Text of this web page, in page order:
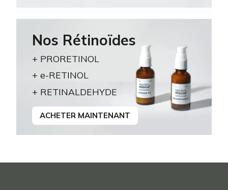
Nos Rétinoïdes
+ PRORETINOL
+ e-RETINOL
+ RETINALDEHYDE
ACHETER MAINTENANT